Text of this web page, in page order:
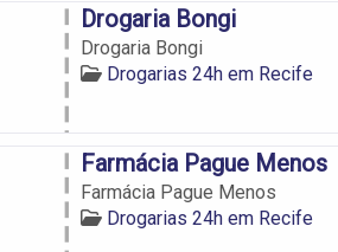
Drogaria Bongi
Drogaria Bongi
Drogarias 24h em Recife
Farmácia Pague Menos
Farmácia Pague Menos
Drogarias 24h em Recife